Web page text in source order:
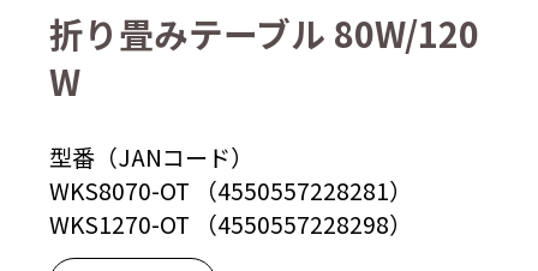
折り畳みテーブル 80W/120
W
型番（JANコード）
WKS8070-OT （4550557228281）
WKS1270-OT （4550557228298）